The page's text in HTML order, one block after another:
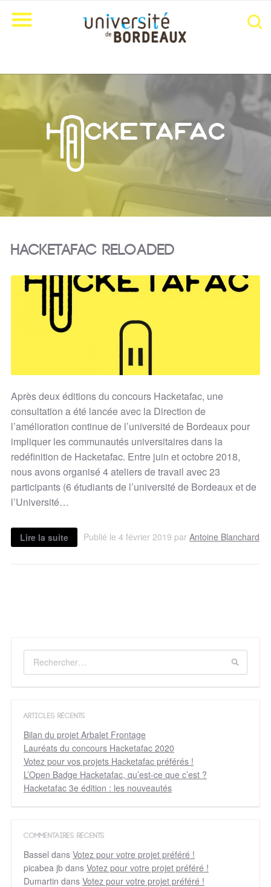
Hacketafac reloaded
Après deux éditions du concours Hacketafac, une
consultation a été lancée avec la Direction de
l’amélioration continue de l’université de Bordeaux pour
impliquer les communautés universitaires dans la
redéfinition de Hacketafac. Entre juin et octobre 2018,
nous avons organisé 4 ateliers de travail avec 23
participants (6 étudiants de l’université de Bordeaux et de
l’Université…
Lire la suite Publié le 4 février 2019 par Antoine Blanchard
ARTICLES RÉCENTS
Bilan du projet Arbalet Frontage
Lauréats du concours Hacketafac 2020
Votez pour vos projets Hacketafac préférés !
L’Open Badge Hacketafac, qu’est-ce que c’est ?
Hacketafac 3e édition : les nouveautés
COMMENTAIRES RÉCENTS
Bassel dans Votez pour votre projet préféré !
picabea jbdans Votez pour votre projet préféré !
Dumartin dans Votez pour votre projet préféré !